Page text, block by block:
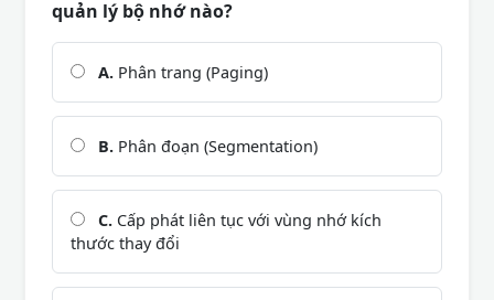
quản lý bộ nhớ nào?
A. Phân trang (Paging)
B. Phân đoạn (Segmentation)
C. Cấp phát liên tục với vùng nhớ kích
thước thay đổi